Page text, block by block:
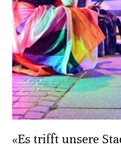
«Es trifft unsere